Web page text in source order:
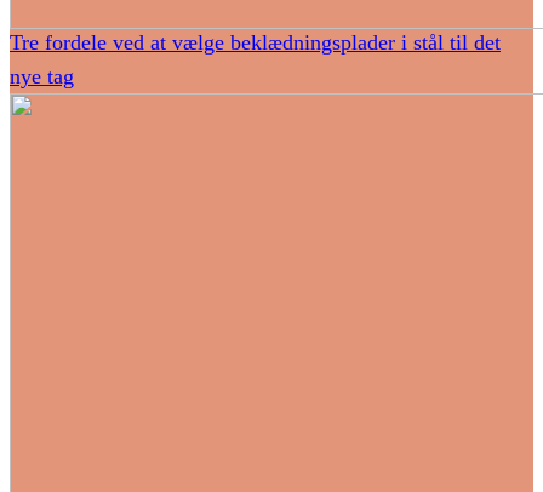
Tre fordele ved at vælge beklædningsplader i stål til det
nye tag